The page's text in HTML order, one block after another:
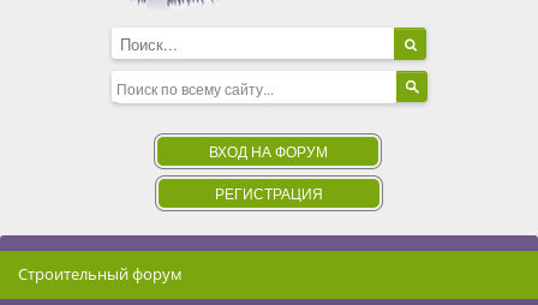
ВХОД НА ФОРУМ
РЕГИСТРАЦИЯ
Строительный форум